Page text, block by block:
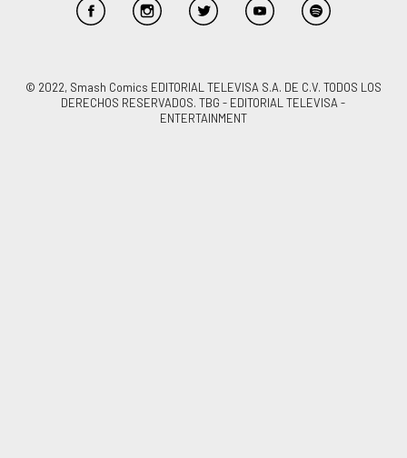
© 2022, Smash Comics EDITORIAL TELEVISA S.A. DE C.V. TODOS LOS
DERECHOS RESERVADOS. TBG - EDITORIAL TELEVISA -
ENTERTAINMENT